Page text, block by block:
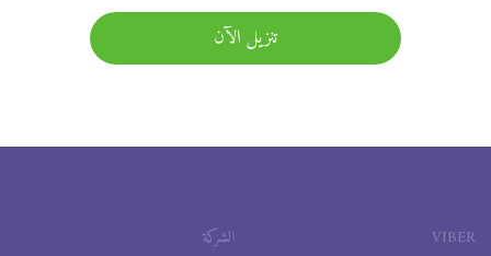
تنزيل الآن
VIBER الشركة